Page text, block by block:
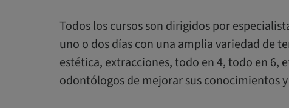
Todos los cursos son dirigidos por
uno o dos días con una amplia variedad de
estética, extracciones, todo en 4, todo en 6,
odontólogos de mejorar sus conocimientos